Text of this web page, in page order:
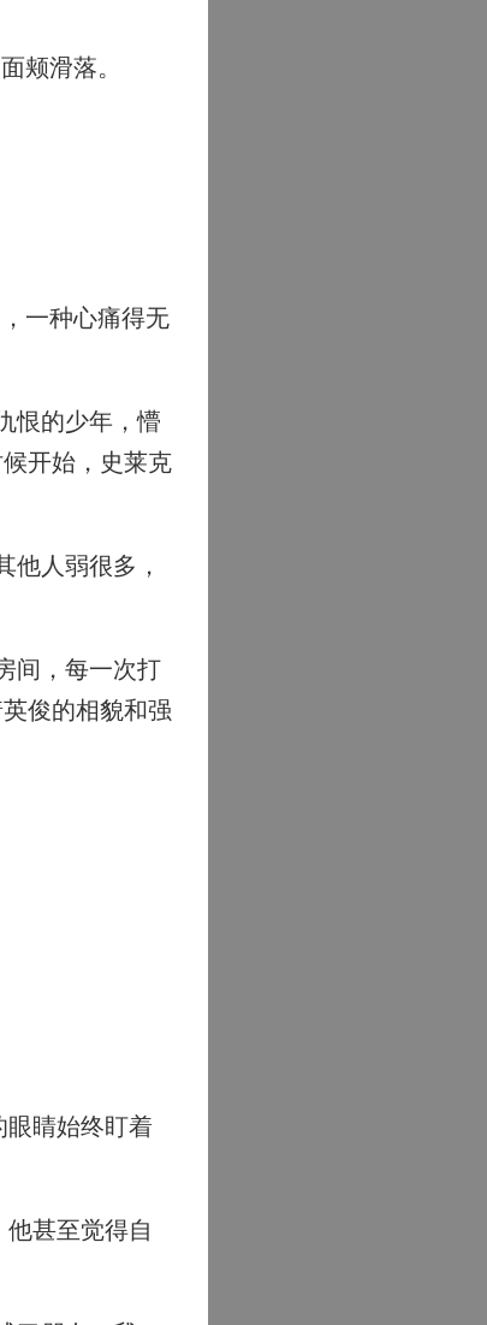
颊滑落。
一种心痛得无
恨的少年，懵
开始，史莱克
人弱很多，
间，每一次打
俊的相貌和强
睛始终盯着
甚至觉得自